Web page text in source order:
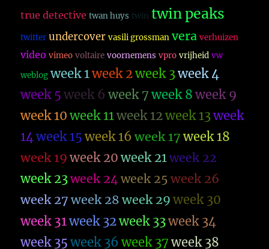
true detective twan huys twin twin peaks
twitter undercover vasili grossman vera verhuizen
video vimeo voltaire voornemens vpro vrijheid vw
weblog week 1week 2week 3week 4
week 5 week 6 week 7 week 8 week 9
week 10 week 11week 12week 13week
14week 15 week 16 week 17 week 18
week 19 week 20 week 21week 22
week 23week 24week 25 week 26
week 27 week 28 week 29 week 30
week 31week 32week 33week 34
week 35 week 36 week 37 week 38